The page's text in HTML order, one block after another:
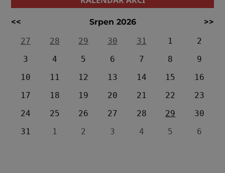
<< Srpen 2026
>>
27
28 29 30 31 1
2
3
4 5 6 7 8
9
10
11 12 13 14 15
16
17
18 19 20 21 22
23
24
25 26 27 28 29
30
31
1 2 3 4 5 6